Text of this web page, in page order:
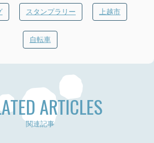
スタンプラリー 上越市
自転車
ARTICLES
関連記事